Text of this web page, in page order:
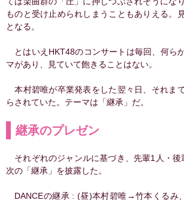
ものと受け止められしまうこともありえる。
となる。
とはいえHKT48のコンサートは毎回、何ら
マがあり、見ていて飽きることはない。
本村碧唯が卒業発表をした翌々日、それま
らされていた。テーマは「継承」だ。
継承のプレゼン
それぞれのジャンルに基づき、先輩1人・後
次の「継承」を披露した。
DANCEの継承 : (昼)本村碧唯→竹本くるみ